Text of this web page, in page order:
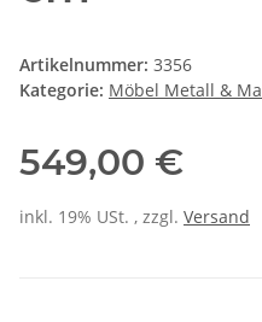
Artikelnummer: 3356
Kategorie: Möbel Metall &
549,00 €
inkl. 19% USt. , zzgl. Versand